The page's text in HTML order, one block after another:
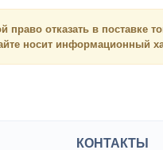
право отказать в поставке
носит информационный
КОНТАКТЫ